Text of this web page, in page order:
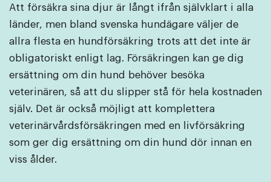
Att försäkra sina djur är långt ifrån självklart i alla
länder, men bland svenska hundägare väljer de
allra flesta en hundförsäkring trots att det inte är
obligatoriskt enligt lag. Försäkringen kan ge dig
ersättning om din hund behöver besöka
veterinären, så att du slipper stå för hela kostnaden
själv. Det är också möjligt att komplettera
veterinärvårdsförsäkringen med en livförsäkring
som ger dig ersättning om din hund dör innan en
viss ålder.